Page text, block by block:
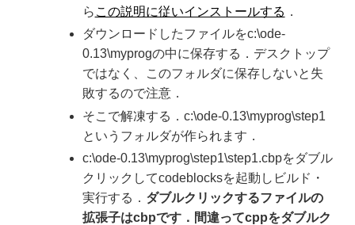
ら この説明に従いインストールする ．
ダウンロードしたファイルをc:\ode-
0.13\myprogの中に保存する．デスクトップ
ではなく、このフォルダに保存しないと失
敗するので注意．
そこで解凍する．c:\ode-0.13\myprog\step1
というフォルダが作られます．
c:\ode-0.13\myprog\step1\step1.cbpをダブル
クリックしてcodeblocksを起動しビルド・
実行する． ダブルクリックするファイルの
拡張子はcbpです．間違ってcppをダブルク